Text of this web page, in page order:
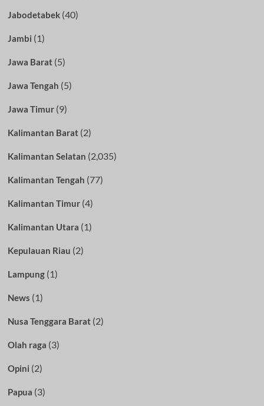
Jabodetabek(40)
Jambi (1)
Jawa Barat(5)
Jawa Tengah (5)
Jawa Timur(9)
Kalimantan Barat(2)
Kalimantan Selatan (2,035)
Kalimantan Tengah (77)
Kalimantan Timur(4)
Kalimantan Utara (1)
Kepulauan Riau (2)
Lampung(1)
News (1)
Nusa Tenggara Barat(2)
Olah raga (3)
Opini (2)
Papua (3)